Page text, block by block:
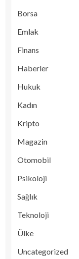
Borsa
Emlak
Finans
Haberler
Hukuk
Kadın
Kripto
Magazin
Otomobil
Psikoloji
Sağlık
Teknoloji
Ülke
Uncategorized